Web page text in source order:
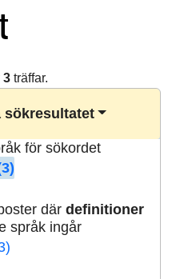
3träffar.
sökresultatet
för sökordet
där definitioner
språk ingår